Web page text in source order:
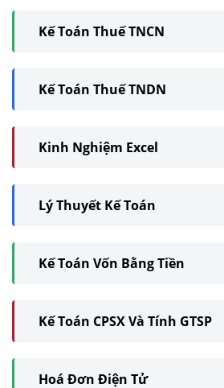
Kế Toán Thuế TNCN
Kế Toán Thuế TNDN
Kinh Nghiệm Excel
Lý Thuyết Kế Toán
Kế Toán Vốn Bằng Tiền
Kế Toán CPSX Và Tính GTSP
Hoá Đơn Điện Tử